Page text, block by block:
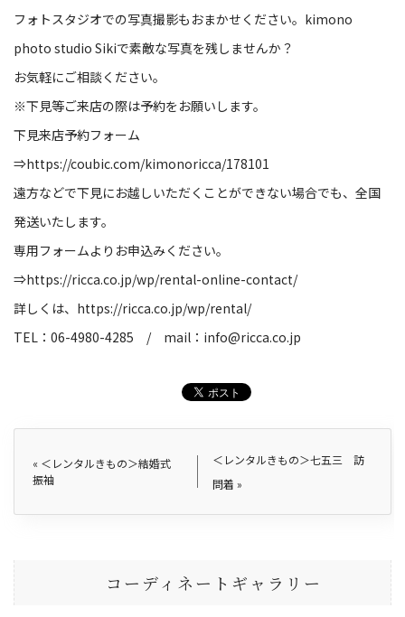
フォトスタジオでの写真撮影もおまかせください。 kimono
photo studio Sikiで素敵な写真を残しませんか？
お気軽にご相談ください。
※下見等ご来店の際は予約をお願いします。
下見来店予約フォーム
⇒https://coubic.com/kimonoricca/178101
遠方などで下見にお越しいただくことができない場合でも、全国
発送いたします。
専用フォームよりお申込みください。
⇒https://ricca.co.jp/wp/rental-online-contact/
詳しくは、 https://ricca.co.jp/wp/rental/
TEL：06-4980-4285 / mail： info@ricca.co.jp
« ＜レンタルきもの＞結婚式
振袖
＜レンタルきもの＞七五三 訪
問着»
コーディネートギャラリー